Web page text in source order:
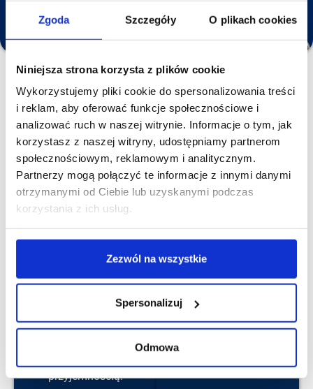
Zgoda Szczegóły O plikach cookies
Niniejsza strona korzysta z plików cookie
Wykorzystujemy pliki cookie do spersonalizowania treści
i reklam, aby oferować funkcje społecznościowe i
analizować ruch w naszej witrynie. Informacje o tym, jak
korzystasz z naszej witryny, udostępniamy partnerom
społecznościowym, reklamowym i analitycznym.
Partnerzy mogą połączyć te informacje z innymi danymi
otrzymanymi od Ciebie lub uzyskanymi podczas
korzystania z ich usług.
Zezwól na wszystkie
Spersonalizuj
Odmowa
Zadzwoń do nas
FAQ - często zadawane pytania
Jak najlepiej dobrać matę dla mojego pupila?
Krok 1
Najważniejszy jest wybór
maty pod wielkość psiego
pasażera.
Przede wszystkim nie
powinna być za mała, bo
niechęcią do podróży.
możliwość swobodnego
położenia się w macie,
dzięki czemu podróż
przyjemnością.
Krok 2
Porównaj wymiary
mata mieści się w Twoim
Nasze produkty mają
rozmiar uniwersalny i
pasują do większości
modeli samochodów ale
warto się upewnić. ;)